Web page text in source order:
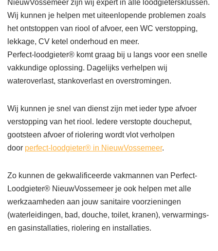
NieuwVossemeer zijn wij expert in alle loodgietersklussen.
Wij kunnen je helpen met uiteenlopende problemen zoals
het ontstoppen van riool of afvoer, een WC verstopping,
lekkage, CV ketel onderhoud en meer.
Perfect-loodgieter® komt graag bij u langs voor een snelle
vakkundige oplossing. Dagelijks verhelpen wij
wateroverlast, stankoverlast en overstromingen.
Wij kunnen je snel van dienst zijn met ieder type afvoer
verstopping van het riool. Iedere verstopte doucheput,
gootsteen afvoer of riolering wordt vlot verholpen
door perfect-loodgieter® in NieuwVossemeer.
Zo kunnen de gekwalificeerde vakmannen van Perfect-
Loodgieter® NieuwVossemeer je ook helpen met alle
werkzaamheden aan jouw sanitaire voorzieningen
(waterleidingen, bad, douche, toilet, kranen), verwarmings-
en gasinstallaties, riolering en installaties.